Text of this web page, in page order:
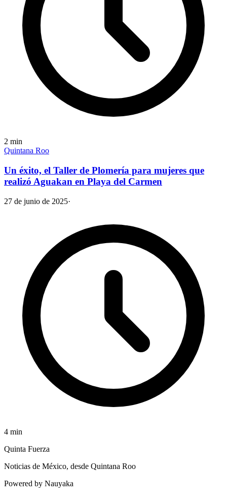
2 min
Quintana Roo
Un éxito, el Taller de Plomería para mujeres que
realizó Aguakan en Playa del Carmen
27 de junio de 2025·
4 min
Quinta Fuerza
Noticias de México, desde Quintana Roo
Powered by Nauyaka